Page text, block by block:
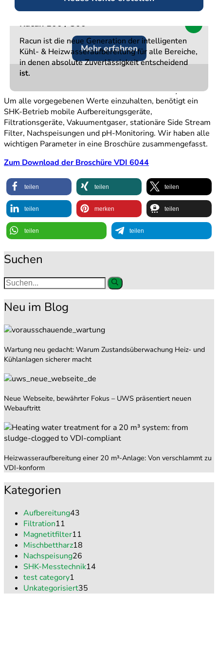
Transparenz
NEU
Racun 100 / 300
Racun ist die neue Generation der intelligenten
Kühl- & Heizwasseraufbereitung für alle Bereiche,
in denen absolute Zuverlässigkeit entscheidend
ist.
Mehr erfahren
Transparenz
NEU
Racun 100 / 300
Racun ist die neue Generation der intelligenten
Kühl- & Heizwasseraufbereitung für alle Bereiche,
in denen absolute Zuverlässigkeit entscheidend
ist.
Mehr erfahren
Transparenz
NEU
Racun 100 / 300
Racun ist die neue Generation der intelligenten
Kühl- & Heizwasseraufbereitung für alle Bereiche,
in denen absolute Zuverlässigkeit entscheidend
ist.
Mehr erfahren
Die VDI 6044 gilt für geschlossene Kalt- und
Kühlwasserkreisläufe mit einer maximalen
Umlaufwassertemperatur von < 40 °C und einem
Gesamtvolumen > 1.000 l. Sie definiert besondere
Anforderungen bezüglich der Beschaffenheit und
Sauberkeit von Prozesswasser zum Schutz des Systems.
Um alle vorgegebenen Werte einzuhalten, benötigt ein
SHK-Betrieb mobile Aufbereitungsgeräte,
Filtrationsgeräte, Vakuumentgaser, stationäre Side Stream
Filter, Nachspeisungen und pH-Monitoring. Wir haben alle
wichtigen Parameter in eine Broschüre zusammengefasst.
Zum Download der Broschüre VDI 6044
teilen teilen teilen
teilen merken teilen
teilen teilen
Suchen
Neu im Blog
Wartung neu gedacht: Warum Zustandsüberwachung Heiz- und
Kühlanlagen sicherer macht
Neue Webseite, bewährter Fokus – UWS präsentiert neuen
Webauftritt
Heizwasseraufbereitung einer 20 m³-Anlage: Von verschlammt zu
VDI-konform
Kategorien
Aufbereitung43
Filtration11
Magnetitfilter11
Mischbettharz18
Nachspeisung26
SHK-Messtechnik14
test category1
Unkategorisiert35